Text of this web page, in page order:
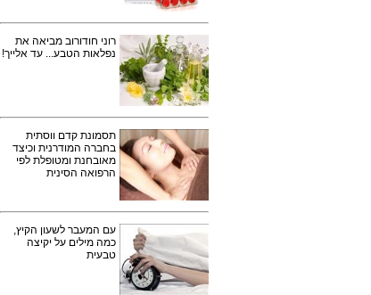
רוני חודורוב מביאה את
נפלאות הטבע... עד אלייך!
תסמונת קדם ווסתית
בחברה המודרנית וכיצד
מאובחנת ומטופלת לפי
הרפואה הסינית
עם המעבר לשעון הקיץ,
כמה מילים על יקיצה
טבעית